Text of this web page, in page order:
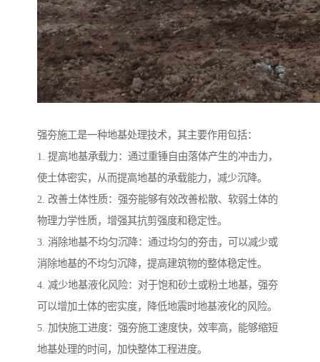
强夯施工是一种地基处理技术，其主要作用包括：
1. 提高地基承载力：通过重锤自由落体产生的冲击力，
使土体密实，从而提高地基的承载能力，减少沉降。
2. 改善土体性质：强夯能够有效改善松散、软弱土体的
物理力学性质，增强其抗剪强度和稳定性。
3. 消除地基不均匀沉降：通过均匀的夯击，可以减少或
消除地基的不均匀沉降，提高建筑物的整体稳定性。
4. 减少地基液化风险：对于饱和砂土或粉土地基，强夯
可以增加土体的密实度，降低地震时地基液化的风险。
5. 加快施工进度：强夯施工速度快，效率高，能够缩短
地基处理的时间，加快整体工程进度。